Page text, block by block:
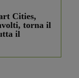
Cities,
torna il
il